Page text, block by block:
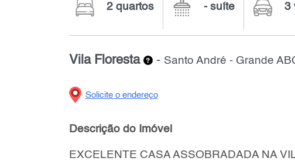
2 quartos - suíte 3
Vila Floresta - Santo André - Grande
Solicite o endereço
Descrição do Imóvel
EXCELENTE CASA ASSOBRADADA NA